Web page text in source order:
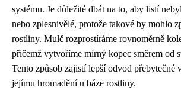
systému. Je důležité dbát na to, aby listí
nebo zplesnivělé, protože takové by mohlo
rostliny. Mulč rozprostíráme rovnoměrně
přičemž vytvoříme mírný kopec směrem od
Tento způsob zajistí lepší odvod přebytečné
jejímu hromadění u báze rostliny.